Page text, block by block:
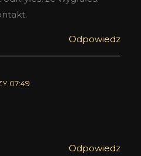
Odpowiedz
07:49
Odpowiedz